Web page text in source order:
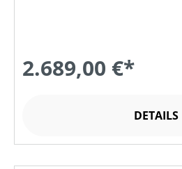
2.689,00 €*
DETAILS